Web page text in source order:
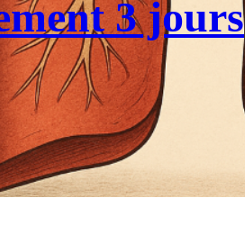
3 jours